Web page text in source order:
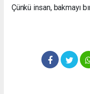
Çünkü insan, bakmayı